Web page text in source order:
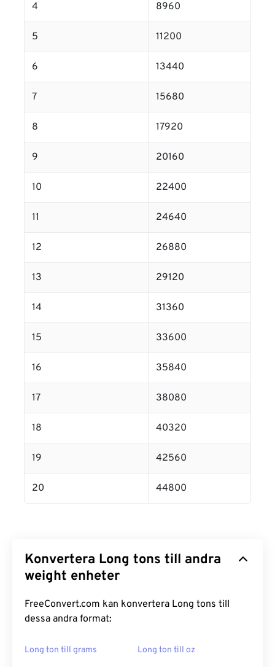
4 8960
5 11200
6 13440
7 15680
8 17920
9 20160
10 22400
11 24640
12 26880
13 29120
14 31360
15 33600
16 35840
17 38080
18 40320
19 42560
20 44800
Konvertera Long tons till andra
weight enheter
FreeConvert.com kan konvertera Long tons till
dessa andra format:
Long ton till grams Long ton till oz